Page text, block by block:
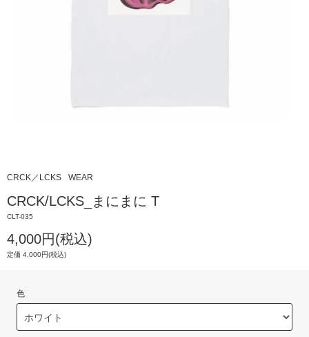
CRCK／LCKS WEAR
CRCK/LCKS_まにまに T
CLT-035
4,000円(税込)
定価 4,000円(税込)
色